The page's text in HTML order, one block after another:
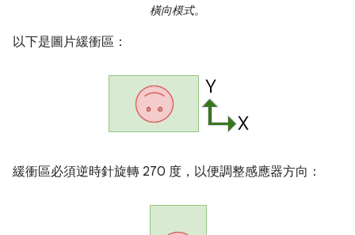
橫向模式。
以下是圖片緩衝區：
緩衝區必須逆時針旋轉 270 度，以便調整感應器方向：